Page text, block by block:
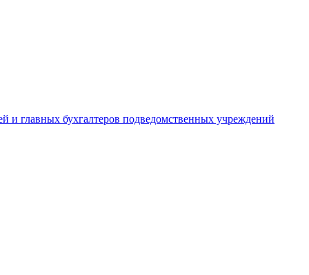
и главных бухгалтеров подведомственных учреждений